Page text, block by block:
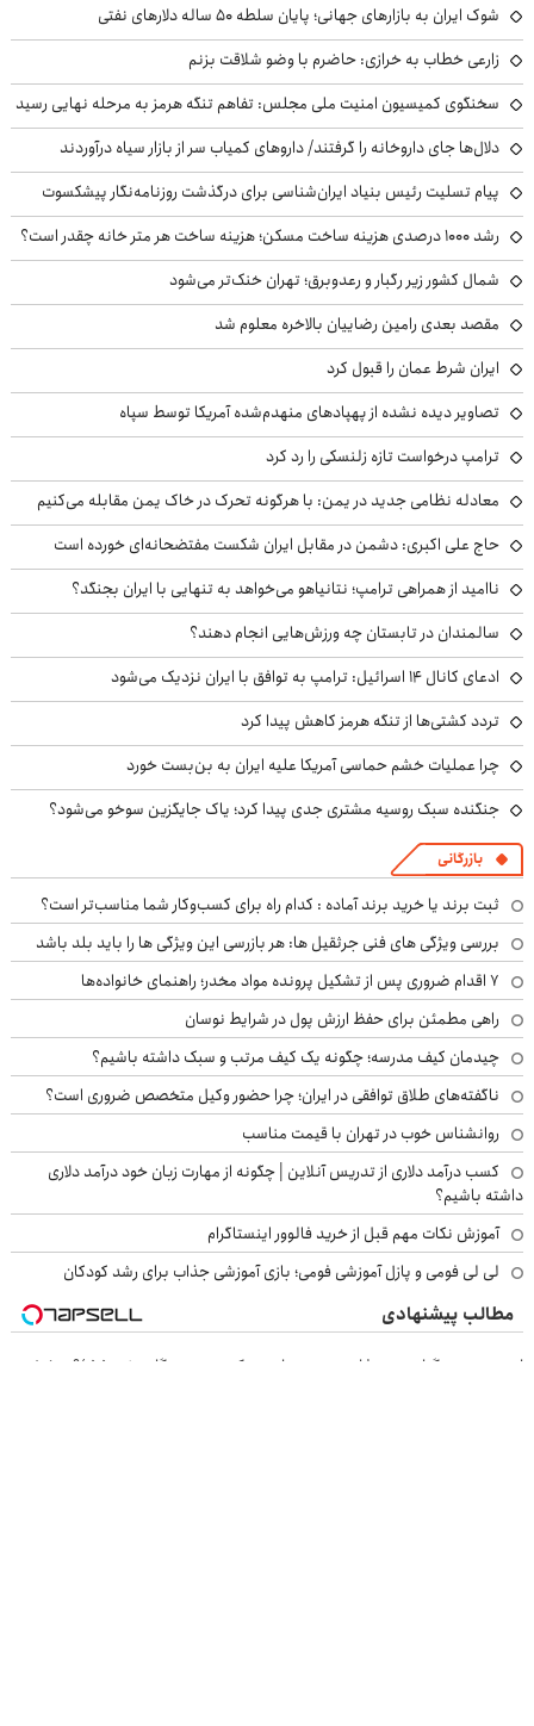
شوک ایران به بازارهای جهانی؛ پایان سلطه ۵۰ ساله دلارهای نفتی
زارعی خطاب به خرازی: حاضرم با وضو شلاقت بزنم
سخنگوی کمیسیون امنیت ملی مجلس: تفاهم تنگه هرمز به مرحله نهایی رسید
دلال‌ها جای داروخانه را گرفتند/ داروهای کمیاب سر از بازار سیاه درآوردند
پیام تسلیت رئیس بنیاد ایران‌شناسی برای درگذشت روزنامه‌نگار پیشکسوت
رشد ۱۰۰۰ درصدی هزینه ساخت مسکن؛ هزینه ساخت هر متر خانه چقدر است؟
شمال کشور زیر رگبار و رعدوبرق؛ تهران خنک‌تر می‌شود
مقصد بعدی رامین رضاییان بالاخره معلوم شد
ایران شرط عمان را قبول کرد
تصاویر دیده نشده از پهپادهای منهدم‌شده آمریکا توسط سپاه
ترامپ درخواست تازه زلنسکی را رد کرد
معادله نظامی جدید در یمن: با هرگونه تحرک در خاک یمن مقابله می‌کنیم
حاج علی اکبری: دشمن در مقابل ایران شکست مفتضحانه‌ای خورده است
ناامید از همراهی ترامپ؛ نتانیاهو می‌خواهد به تنهایی با ایران بجنگد؟
سالمندان در تابستان چه ورزش‌هایی انجام دهند؟
ادعای کانال ۱۴ اسرائیل: ترامپ به توافق با ایران نزدیک می‌شود
تردد کشتی‌ها از تنگه هرمز کاهش پیدا کرد
چرا عملیات خشم حماسی آمریکا علیه ایران به بن‌بست خورد
جنگنده سبک روسیه مشتری جدی پیدا کرد؛ یاک جایگزین سوخو می‌شود؟
بازرگانی
ثبت برند یا خرید برند آماده : کدام راه برای کسب‌وکار شما مناسب‌تر است؟
بررسی ویژگی های فنی جرثقیل ها: هر بازرسی این ویژگی ها را باید بلد باشد
۷ اقدام ضروری پس از تشکیل پرونده مواد مخدر؛ راهنمای خانواده‌ها
راهی مطمئن برای حفظ ارزش پول در شرایط نوسان
چیدمان کیف مدرسه؛ چگونه یک کیف مرتب و سبک داشته باشیم؟
ناگفته‌های طلاق توافقی در ایران؛ چرا حضور وکیل متخصص ضروری است؟
روانشناس خوب در تهران با قیمت مناسب
کسب درآمد دلاری از تدریس آنلاین | چگونه از مهارت زبان خود درآمد دلاری
داشته باشیم؟
آموزش نکات مهم قبل از خرید فالوور اینستاگرام
لی لی فومی و پازل آموزشی فومی؛ بازی آموزشی جذاب برای رشد کودکان
مطالب پیشنهادی
این معجون گیاهی نمیذاره چربی ها روی کبدت موندگار بشن55%تخفیف